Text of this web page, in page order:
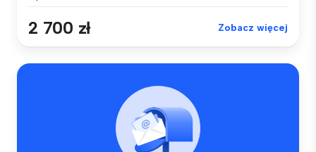
2 700 zł Zobacz więcej